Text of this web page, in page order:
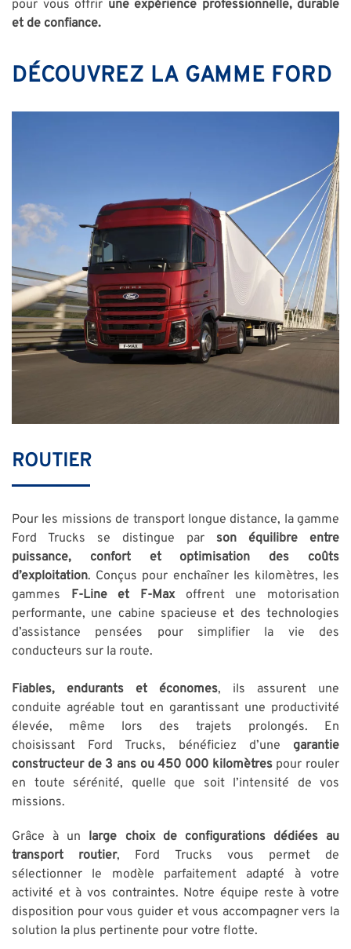
pour vous offrir une expérience professionnelle, durable
et de confiance.
DÉCOUVREZ LA GAMME FORD
ROUTIER
Pour les missions de transport longue distance, la gamme
Ford Trucks se distingue par son équilibre entre
puissance, confort et optimisation des coûts
d’exploitation. Conçus pour enchaîner les kilomètres, les
gammes F-Line et F-Maxoffrent une motorisation
performante, une cabine spacieuse et des technologies
d’assistance pensées pour simplifier la vie des
conducteurs sur la route.
Fiables, endurants et économes, ils assurent une
conduite agréable tout en garantissant une productivité
élevée, même lors des trajets prolongés. En
choisissant Ford Trucks, bénéficiez d’une garantie
constructeur de 3 ans ou 450 000 kilomètrespour rouler
en toute sérénité, quelle que soit l’intensité de vos
missions.
Grâce à un large choix de configurations dédiées au
transport routier, Ford Trucks vous permet de
sélectionner le modèle parfaitement adapté à votre
activité et à vos contraintes. Notre équipe reste à votre
disposition pour vous guider et vous accompagner vers la
solution la plus pertinente pour votre flotte.